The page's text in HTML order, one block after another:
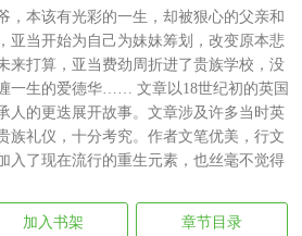
，本该有光彩的一生，却被狠心的父亲和
亚当开始为自己为妹妹筹划，改变原本悲
来打算，亚当费劲周折进了贵族学校，没
一生的爱德华…… 文章以18世纪初的英国
人的更迭展开故事。文章涉及许多当时英
族礼仪，十分考究。作者文笔优美，行文
入了现在流行的重生元素，也丝毫不觉得
加入书架 章节目录